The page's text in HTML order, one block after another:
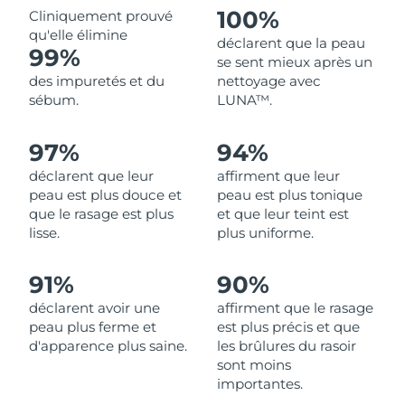
Cliniquement prouvé
qu'elle élimine
99%
des impuretés et du
sébum.
100%
déclarent que la peau
se sent mieux après un
nettoyage avec
LUNA™.
97%
déclarent que leur
peau est plus douce et
que le rasage est plus
lisse.
94%
affirment que leur
peau est plus tonique
et que leur teint est
plus uniforme.
91%
déclarent avoir une
peau plus ferme et
d'apparence plus saine.
90%
affirment que le rasage
est plus précis et que
les brûlures du rasoir
sont moins
importantes.
Philippines Livraison estimée
Pologne Livraison estimée
Porto Rico Livraison estimée
Qatar Livraison estimée 8/11/26
Roumanie Livraison estimée
Russie Livraison estimée 8/18/26
Livraison estimée